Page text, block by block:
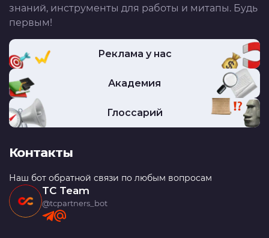
знаний, инструменты для работы и митапы. Будь
первым!
Реклама у нас
Академия
Глоссарий
Контакты
Наш бот обратной связи по любым вопросам
TC Team
@tcpartners_bot